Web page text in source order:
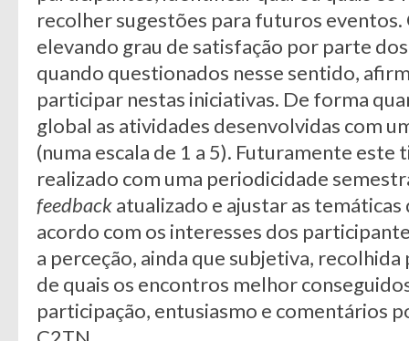
recolher sugestões para futuros
elevando grau de satisfação por parte
quando questionados nesse sentido,
participar nestas iniciativas. De forma
global as atividades desenvolvidas com
(numa escala de 1 a 5). Futuramente
realizado com uma periodicidade
feedbackatualizado e ajustar as
acordo com os interesses dos
a perceção, ainda que subjetiva,
de quais os encontros melhor
participação, entusiasmo e comentários